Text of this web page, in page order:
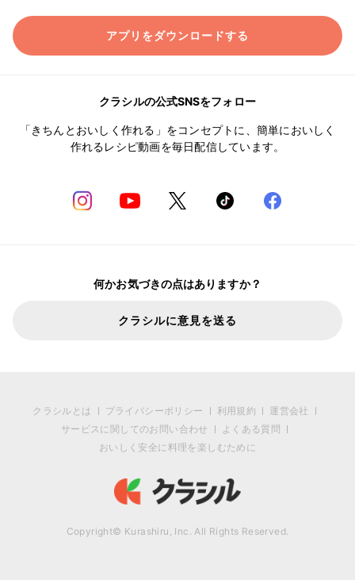
アプリをダウンロードする
クラシルの公式SNSをフォロー
「きちんとおいしく作れる」をコンセプトに、簡単においしく
作れるレシピ動画を毎日配信しています。
何かお気づきの点はありますか？
クラシルに意見を送る
クラシルとは プライバシーポリシー 利用規約
運営会社
サービスに関してのお問い合わせ
よくある質問
おいしく安全に料理を楽しむために
Copyright© Kurashiru, Inc. All Rights Reserved.